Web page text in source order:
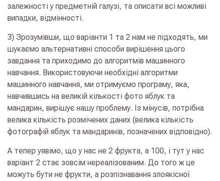
залежності у предметній галузі, та описати всі можливі
випадки, відмінності.
3) Зрозумівши, що варіанти 1 та 2 нам не підходять, ми
шукаємо альтернативні способи вирішення цього
завдання та приходимо до алгоритмів машинного
навчання. Використовуючи необхідні алгоритми
машинного навчання, ми отримуємо програму, яка,
навчившись на великій кількості фото яблук та
мандарин, вирішує нашу проблему. Із мінусів, потрібна
велика кількість розмічених даних (велика кількість
фотографій яблук та мандаринів, позначених відповідно).
А тепер уявімо, що у нас не 2 фрукта, а 100, і тут у нас
варіант 2 стає зовсім нереалізованим. До того ж це
можуть бути не фрукти, а розпізнавання злоякісної